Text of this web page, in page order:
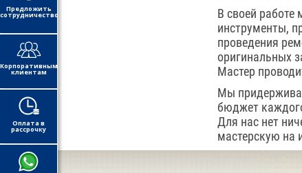
В своей
инструменты,
проведения
оригинальных
Мастер
Мы
бюджет
Для нас нет
мастерскую на
Предложить
сотрудничество
Корпоративным
клиентам
Оплата в
рассрочку